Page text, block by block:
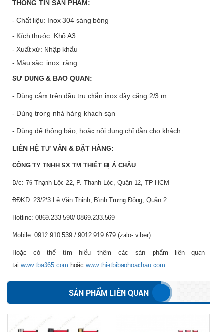
THÔNG TIN SẢN PHẢM:
- Chất liệu: Inox 304 sáng bóng
- Kích thước: Khổ A3
- Xuất xứ: Nhập khẩu
- Màu sắc: inox trắng
SỬ DUNG & BẢO QUẢN:
- Dùng cắm trên đầu trụ chắn inox dây căng 2/3 m
- Dùng trong nhà hàng khách sạn
- Dùng để thông báo, hoặc nội dung chỉ dẫn cho khách
LIÊN HỆ TƯ VẤN & ĐẶT HÀNG:
CÔNG TY TNHH SX TM THIẾT BỊ Á CHÂU
Đ/c: 76 Thạnh Lộc 22, P. Thạnh Lộc, Quận 12, TP HCM
ĐĐKD: 23/2/3 Lê Văn Thịnh, Bình Trưng Đông, Quận 2
Hotline: 0869.233.590/ 0869.233.569
Mobile: 0912.910.539 / 9012.919.679 (zalo- viber)
Hoặc có thể tìm hiểu thêm các sản phẩm liên quan
tại www.tba365.com hoặc www.thietbibaohoachau.com
SẢN PHẨM LIÊN QUAN